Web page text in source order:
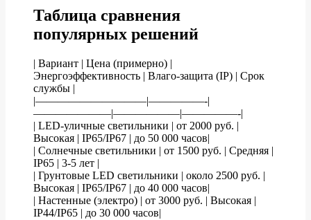
Таблица сравнения
популярных решений
| Вариант | Цена (примерно) |
Энергоэффективность | Влаго-защита (IP) | Срок
службы |
|——————————|—————-|
———————|——————|—————-|
| LED-уличные светильники | от 2000 руб. |
Высокая | IP65/IP67 | до 50 000 часов|
| Солнечные светильники | от 1500 руб. | Средняя |
IP65 | 3-5 лет |
| Грунтовые LED светильники | около 2500 руб. |
Высокая | IP65/IP67 | до 40 000 часов|
| Настенные (электро) | от 3000 руб. | Высокая |
IP44/IP65 | до 30 000 часов|